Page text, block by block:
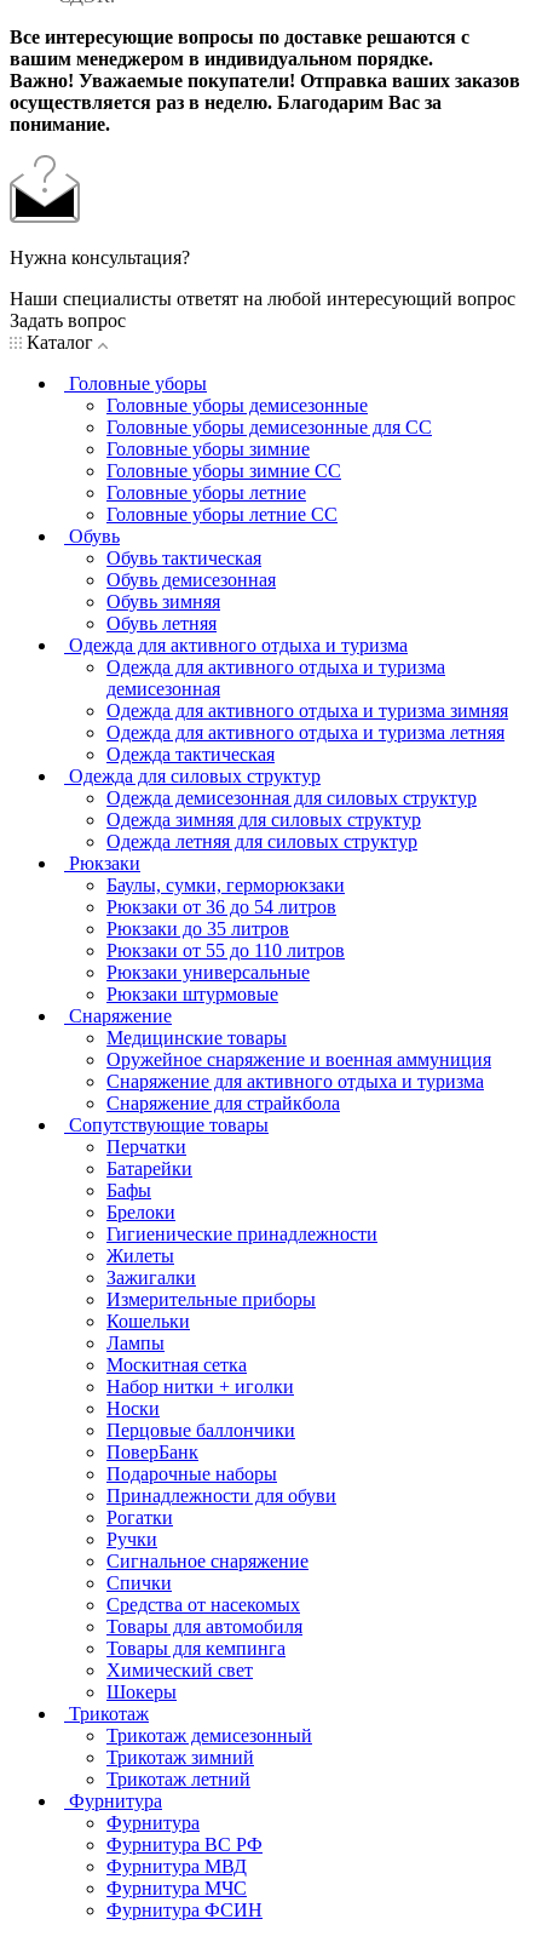
Все интересующие вопросы по доставке решаются с
вашим менеджером в индивидуальном порядке.
Важно! Уважаемые покупатели! Отправка ваших заказов
осуществляется раз в неделю. Благодарим Вас за
понимание.
Нужна консультация?
Наши специалисты ответят на любой интересующий вопрос
Задать вопрос
Каталог
Головные уборы
Головные уборы демисезонные
Головные уборы демисезонные для СС
Головные уборы зимние
Головные уборы зимние СС
Головные уборы летние
Головные уборы летние СС
Обувь
Обувь тактическая
Обувь демисезонная
Обувь зимняя
Обувь летняя
Одежда для активного отдыха и туризма
Одежда для активного отдыха и туризма
демисезонная
Одежда для активного отдыха и туризма зимняя
Одежда для активного отдыха и туризма летняя
Одежда тактическая
Одежда для силовых структур
Одежда демисезонная для силовых структур
Одежда зимняя для силовых структур
Одежда летняя для силовых структур
Рюкзаки
Баулы, сумки, герморюкзаки
Рюкзаки от 36 до 54 литров
Рюкзаки до 35 литров
Рюкзаки от 55 до 110 литров
Рюкзаки универсальные
Рюкзаки штурмовые
Снаряжение
Медицинские товары
Оружейное снаряжение и военная аммуниция
Снаряжение для активного отдыха и туризма
Снаряжение для страйкбола
Сопутствующие товары
Перчатки
Батарейки
Бафы
Брелоки
Гигиенические принадлежности
Жилеты
Зажигалки
Измерительные приборы
Кошельки
Лампы
Москитная сетка
Набор нитки + иголки
Носки
Перцовые баллончики
ПоверБанк
Подарочные наборы
Принадлежности для обуви
Рогатки
Ручки
Сигнальное снаряжение
Спички
Средства от насекомых
Товары для автомобиля
Товары для кемпинга
Химический свет
Шокеры
Трикотаж
Трикотаж демисезонный
Трикотаж зимний
Трикотаж летний
Фурнитура
Фурнитура
Фурнитура ВС РФ
Фурнитура МВД
Фурнитура МЧС
Фурнитура ФСИН